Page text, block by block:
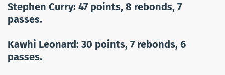
Stephen Curry: 47 points, 8 rebonds, 7
passes.
Kawhi Leonard: 30 points, 7 rebonds, 6
passes.